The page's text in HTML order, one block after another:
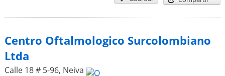
Centro Oftalmologico Surcolombiano
Ltda
Calle 18 # 5-96, Neiva